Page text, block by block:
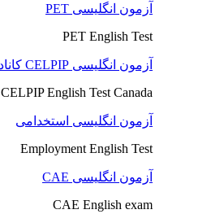
آزمون انگلیسی PET
PET English Test
آزمون انگلیسی CELPIP کانادا
CELPIP English Test Canada
آزمون انگلیسی استخدامی
Employment English Test
آزمون انگلیسی CAE
CAE English exam